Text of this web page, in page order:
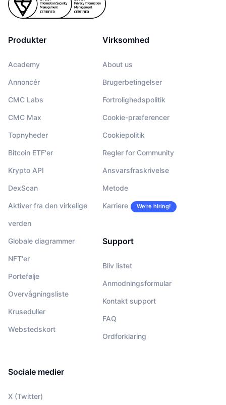
Produkter
Academy
Annoncér
CMC Labs
CMC Max
Topnyheder
Bitcoin ETF'er
Krypto API
DexScan
Aktiver fra den virkelige
verden
Globale diagrammer
NFT'er
Portefølje
Overvågningsliste
Kruseduller
Webstedskort
Virksomhed
About us
Brugerbetingelser
Fortrolighedspolitik
Cookie-præferencer
Cookiepolitik
Regler for Community
Ansvarsfraskrivelse
Metode
Karriere We’re hiring!
Support
Bliv listet
Anmodningsformular
Kontakt support
FAQ
Ordforklaring
Sociale medier
X (Twitter)